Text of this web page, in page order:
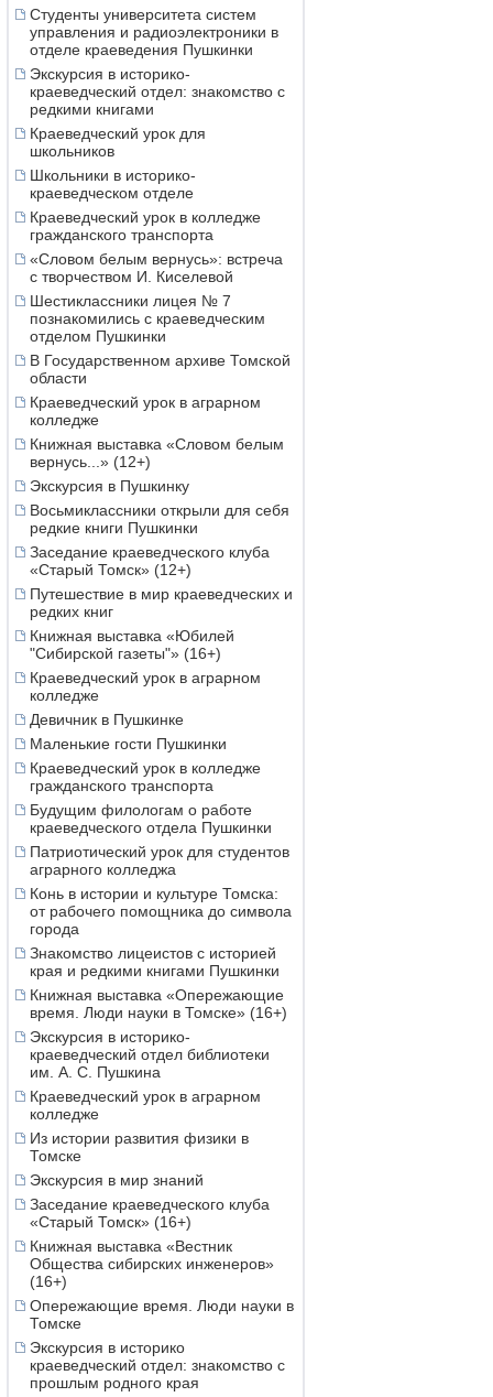
Студенты университета систем
управления и радиоэлектроники в
отделе краеведения Пушкинки
Экскурсия в историко-
краеведческий отдел: знакомство с
редкими книгами
Краеведческий урок для
школьников
Школьники в историко-
краеведческом отделе
Краеведческий урок в колледже
гражданского транспорта
«Словом белым вернусь»: встреча
с творчеством И. Киселевой
Шестиклассники лицея № 7
познакомились с краеведческим
отделом Пушкинки
В Государственном архиве Томской
области
Краеведческий урок в аграрном
колледже
Книжная выставка «Словом белым
вернусь...» (12+)
Экскурсия в Пушкинку
Восьмиклассники открыли для себя
редкие книги Пушкинки
Заседание краеведческого клуба
«Старый Томск» (12+)
Путешествие в мир краеведческих и
редких книг
Книжная выставка «Юбилей
"Сибирской газеты"» (16+)
Краеведческий урок в аграрном
колледже
Девичник в Пушкинке
Маленькие гости Пушкинки
Краеведческий урок в колледже
гражданского транспорта
Будущим филологам о работе
краеведческого отдела Пушкинки
Патриотический урок для студентов
аграрного колледжа
Конь в истории и культуре Томска:
от рабочего помощника до символа
города
Знакомство лицеистов с историей
края и редкими книгами Пушкинки
Книжная выставка «Опережающие
время. Люди науки в Томске» (16+)
Экскурсия в историко-
краеведческий отдел библиотеки
им. А. С. Пушкина
Краеведческий урок в аграрном
колледже
Из истории развития физики в
Томске
Экскурсия в мир знаний
Заседание краеведческого клуба
«Старый Томск» (16+)
Книжная выставка «Вестник
Общества сибирских инженеров»
(16+)
Опережающие время. Люди науки в
Томске
Экскурсия в историко
краеведческий отдел: знакомство с
прошлым родного края